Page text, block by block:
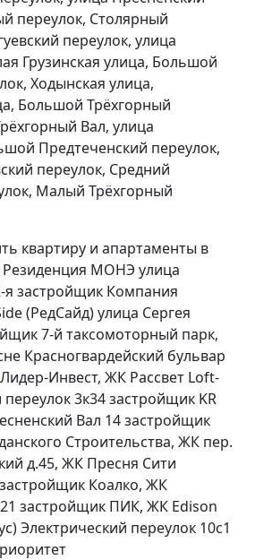
переулок, Столярный
переулок, улица
Грузинская улица, Большой
Ходынская улица,
Большой Трёхгорный
Вал, улица
Предтеченский переулок,
переулок, Средний
Малый Трёхгорный
квартиру и апартаменты в
МОНЭ улица
я застройщик Компания
(РедСайд) улица Сергея
7-й таксомоторный парк,
Красногвардейский бульвар
Инвест, ЖК Рассвет Loft-
3к34 застройщик KR
Вал 14 застройщик
Строительства, ЖК пер.
д.45, ЖК Пресня Сити
Коалко, ЖК
застройщик ПИК, ЖК Edison
Электрический переулок 10с1